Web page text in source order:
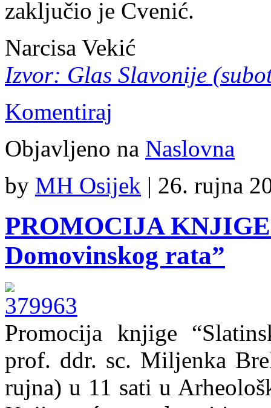
zaključio je Cvenić.
Narcisa Vekić
Izvor: Glas Slavonije
Komentiraj
Objavljeno na Naslovna
by MH Osijek | 26. rujna
PROMOCIJA
Domovinskog rata”
Promocija knjige
prof. ddr. sc. Miljenka
rujna) u 11 sati u